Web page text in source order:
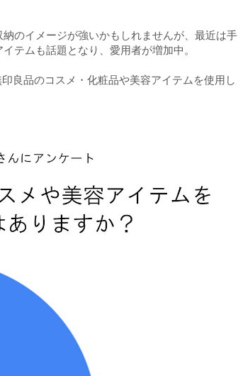
のイメージが強いかもしれませんが、最近は手
テムも話題となり、愛用者が増加中。
良品のコスメ・化粧品や美容アイテムを使用し